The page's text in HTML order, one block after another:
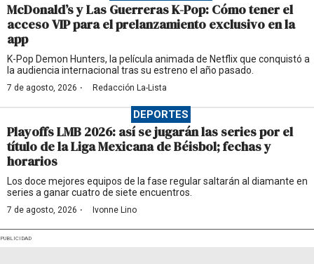
McDonald’s y Las Guerreras K-Pop: Cómo tener el
acceso VIP para el prelanzamiento exclusivo en la
app
K-Pop Demon Hunters, la película animada de Netflix que conquistó a
la audiencia internacional tras su estreno el año pasado.
7 de agosto, 2026 · Redacción La-Lista
DEPORTES
Playoffs LMB 2026: así se jugarán las series por el
título de la Liga Mexicana de Béisbol; fechas y
horarios
Los doce mejores equipos de la fase regular saltarán al diamante en
series a ganar cuatro de siete encuentros.
7 de agosto, 2026 · Ivonne Lino
PUBLICIDAD